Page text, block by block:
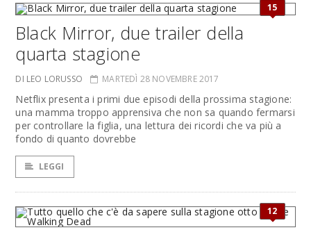
15
Black Mirror, due trailer della
quarta stagione
DI LEO LORUSSO MARTEDÌ 28 NOVEMBRE 2017
Netflix presenta i primi due episodi della prossima stagione:
una mamma troppo apprensiva che non sa quando fermarsi
per controllare la figlia, una lettura dei ricordi che va più a
fondo di quanto dovrebbe
LEGGI
12